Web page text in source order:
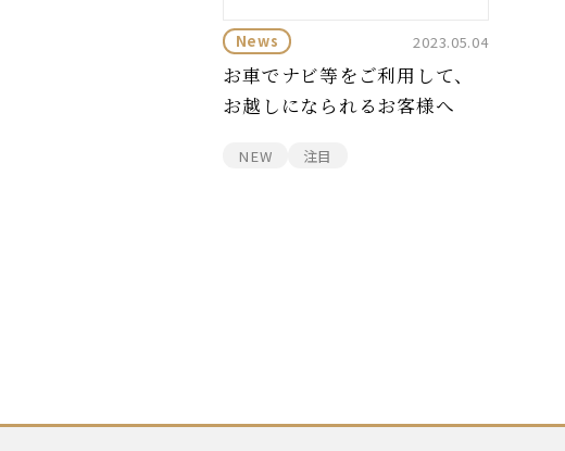
News 2023.05.04
お車でナビ等をご利用して、
お越しになられるお客様へ
NEW 注目